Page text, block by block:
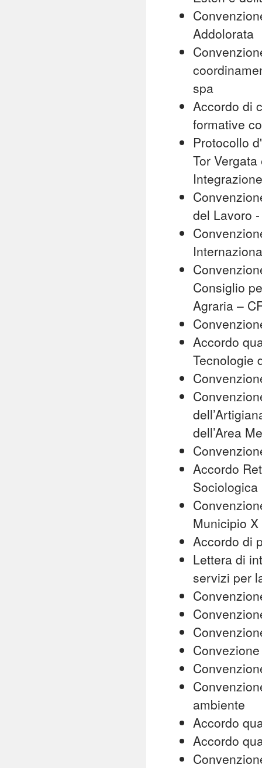
Addolorata
spa
Accordo di
formative
Protocollo
Tor
del Lavoro
Consiglio
Agraria –
Accordo
Tecnologie
dell’Area
Accordo
Sociologica
Municipio
Accordo di
Lettera di
servizi per
ambiente
Accordo
Accordo